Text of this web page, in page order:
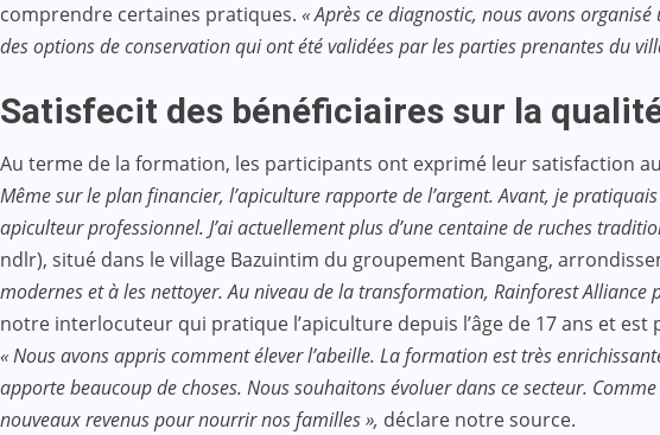
comprendre certaines pratiques. « Après ce diagnostic, nous avons
des options de conservation qui ont été validées par les parties prenantes du
Satisfecit des bénéficiaires sur la
Au terme de la formation, les participants ont exprimé leur satisfaction
Même sur le plan financier, l’apiculture rapporte de l’argent. Avant, je
apiculteur professionnel. J’ai actuellement plus d’une centaine de ruches
ndlr), situé dans le village Bazuintim du groupement Bangang,
modernes et à les nettoyer. Au niveau de la transformation, Rainforest
notre interlocuteur qui pratique l’apiculture depuis l’âge de 17 ans et
« Nous avons appris comment élever l’abeille. La formation est très
apporte beaucoup de choses. Nous souhaitons évoluer dans ce secteur.
nouveaux revenus pour nourrir nos familles », déclare notre source.